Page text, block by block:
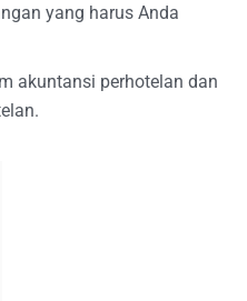
yang harus Anda
akuntansi perhotelan dan